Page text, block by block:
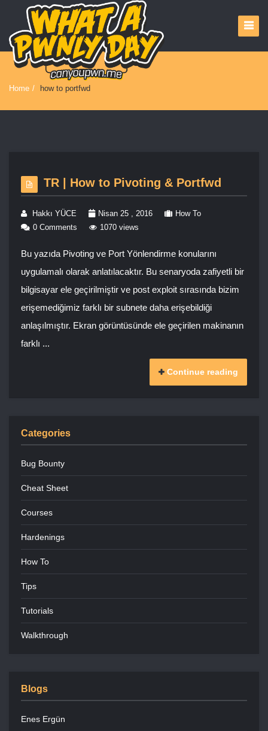
Home / how to portfwd
TR | How to Pivoting & Portfwd
Hakkı YÜCE Nisan 25 , 2016
How To
0 Comments
1070 views
Bu yazıda Pivoting ve Port Yönlendirme konularını
uygulamalı olarak anlatılacaktır. Bu senaryoda zafiyetli bir
bilgisayar ele geçirilmiştir ve post exploit sırasında bizim
erişemediğimiz farklı bir subnete daha erişebildiği
anlaşılmıştır. Ekran görüntüsünde ele geçirilen makinanın
farklı ...
Continue reading
Categories
Bug Bounty
Cheat Sheet
Courses
Hardenings
How To
Tips
Tutorials
Walkthrough
Blogs
Enes Ergün